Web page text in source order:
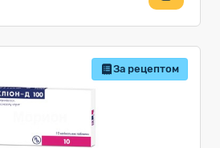
За рецептом